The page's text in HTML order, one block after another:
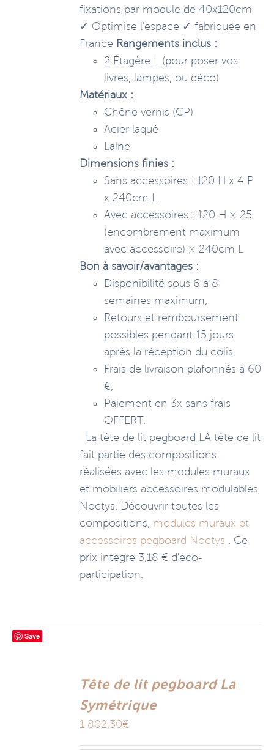
fixations par module de 40x120cm
✓ Optimise l'espace ✓ fabriquée en
France Rangements inclus :
2 Étagère L (pour poser vos
livres, lampes, ou déco)
Matériaux :
Chêne vernis (CP)
Acier laqué
Laine
Dimensions finies :
Sans accessoires : 120 H x 4 P
x 240cm L
Avec accessoires : 120 H × 25
(encombrement maximum
avec accessoire) × 240cm L
Bon à savoir/avantages :
Disponibilité sous 6 à 8
semaines maximum,
Retours et remboursement
possibles pendant 15 jours
après la réception du colis,
Frais de livraison plafonnés à 60
€,
Paiement en 3x sans frais
OFFERT.
La tête de lit pegboard LA tête de lit
fait partie des compositions
réalisées avec les modules muraux
et mobiliers accessoires modulables
Noctys. Découvrir toutes les
compositions, modules muraux et
accessoires pegboard Noctys . Ce
prix intègre 3,18 € d'éco-
participation.
Save
Tête de lit pegboard La
Symétrique
1 802,30€